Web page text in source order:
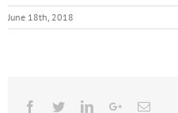
June 18th, 2018
Facebook
TwitterLinkedinGoogle+Email